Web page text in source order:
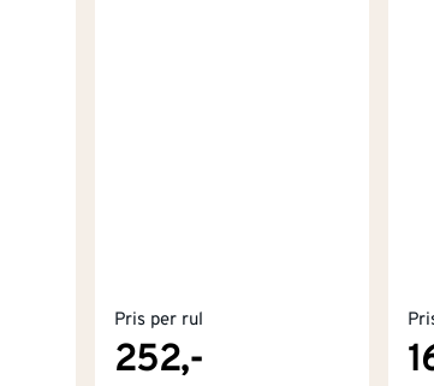
Pris per rul
252,-